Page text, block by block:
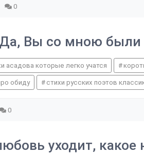
0
Вы со мною были
асадова которые легко учатся
обиду стихи русских поэтов
0
уходит, какое